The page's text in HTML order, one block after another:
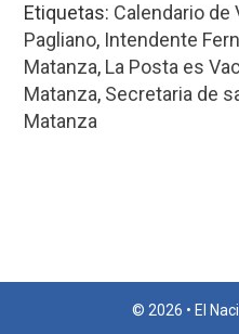
Etiquetas: Calendario de
Pagliano, Intendente
Matanza, La Posta es
Matanza, Secretaria de
Matanza
© 2026 • El